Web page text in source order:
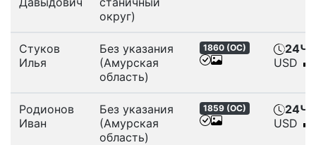
округ)
Стуков
Илья
Без указания
(Амурская
область)
1860 (ОС) 24Ч
USD
Родионов
Иван
Без указания
(Амурская
область)
1859 (ОС) 24Ч
USD